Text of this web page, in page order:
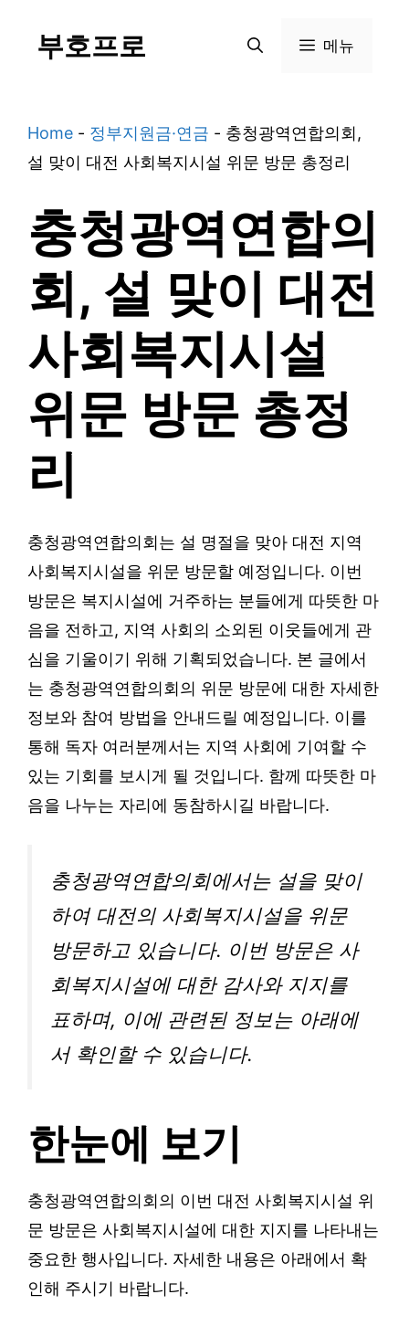
부호프로 메뉴
Home - 정부지원금·연금 - 충청광역연합의회,
설 맞이 대전 사회복지시설 위문 방문 총정리
충청광역연합의
회, 설 맞이 대전
사회복지시설
위문 방문 총정
리
충청광역연합의회는 설 명절을 맞아 대전 지역
사회복지시설을 위문 방문할 예정입니다. 이번
방문은 복지시설에 거주하는 분들에게 따뜻한 마
음을 전하고, 지역 사회의 소외된 이웃들에게 관
심을 기울이기 위해 기획되었습니다. 본 글에서
는 충청광역연합의회의 위문 방문에 대한 자세한
정보와 참여 방법을 안내드릴 예정입니다. 이를
통해 독자 여러분께서는 지역 사회에 기여할 수
있는 기회를 보시게 될 것입니다. 함께 따뜻한 마
음을 나누는 자리에 동참하시길 바랍니다.
충청광역연합의회에서는 설을 맞이
하여 대전의 사회복지시설을 위문
방문하고 있습니다. 이번 방문은 사
회복지시설에 대한 감사와 지지를
표하며, 이에 관련된 정보는 아래에
서 확인할 수 있습니다.
한눈에 보기
충청광역연합의회의 이번 대전 사회복지시설 위
문 방문은 사회복지시설에 대한 지지를 나타내는
중요한 행사입니다. 자세한 내용은 아래에서 확
인해 주시기 바랍니다.